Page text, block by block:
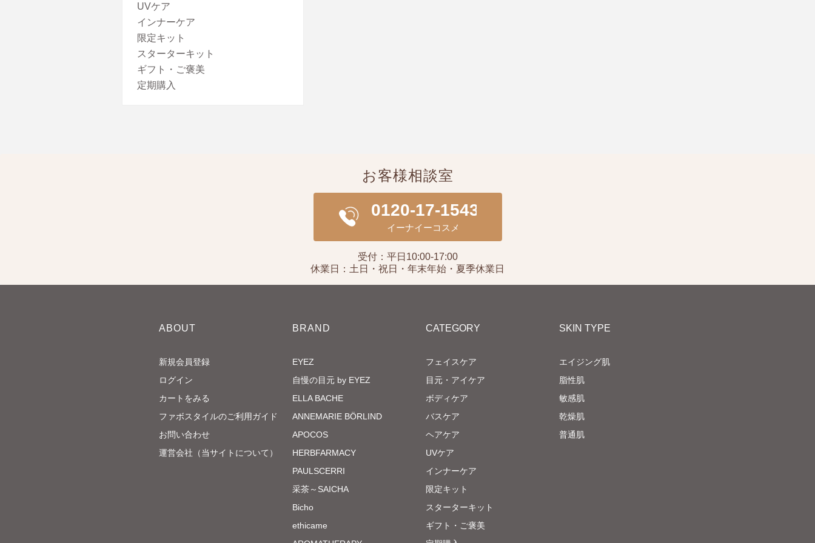
UVケア
インナーケア
限定キット
スターターキット
ギフト・ご褒美
定期購入
お客様相談室
受付：平日10:00-17:00
休業日：土日・祝日・年末年始・夏季休業日
ABOUT
新規会員登録
ログイン
カートをみる
ファボスタイルのご利用ガイド
お問い合わせ
運営会社（当サイトについて）
BRAND
EYEZ
自慢の目元 by EYEZ
ELLA BACHE
ANNEMARIE BÖRLIND
APOCOS
HERBFARMACY
PAULSCERRI
采茶～SAICHA
Bicho
ethicame
CATEGORY
フェイスケア
目元・アイケア
ボディケア
バスケア
ヘアケア
UVケア
インナーケア
限定キット
スターターキット
ギフト・ご褒美
SKIN TYPE
エイジング肌
脂性肌
敏感肌
乾燥肌
普通肌